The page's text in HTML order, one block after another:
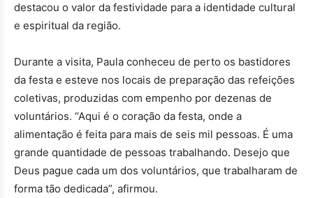
destacou o valor da festividade para a identidade cultural
e espiritual da região.
Durante a visita, Paula conheceu de perto os bastidores
da festa e esteve nos locais de preparação das refeições
coletivas, produzidas com empenho por dezenas de
voluntários. “Aqui é o coração da festa, onde a
alimentação é feita para mais de seis mil pessoas. É uma
grande quantidade de pessoas trabalhando. Desejo que
Deus pague cada um dos voluntários, que trabalharam de
forma tão dedicada”, afirmou.